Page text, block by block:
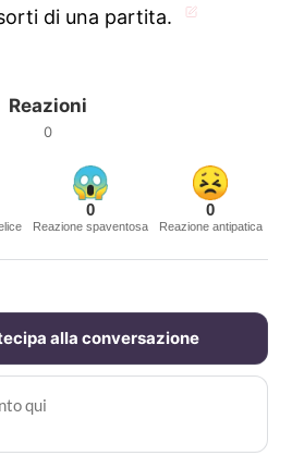
di una partita.
Reazioni
0
0
Reazione spaventosa
0
Reazione antipatica
alla conversazione